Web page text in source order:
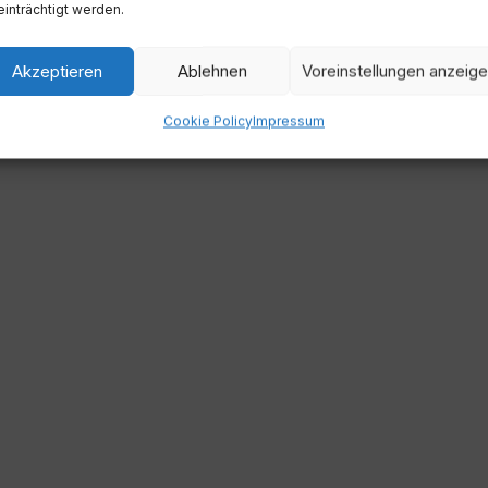
werden.
Akzeptieren Ablehnen Voreinstellungen
Cookie PolicyImpressum